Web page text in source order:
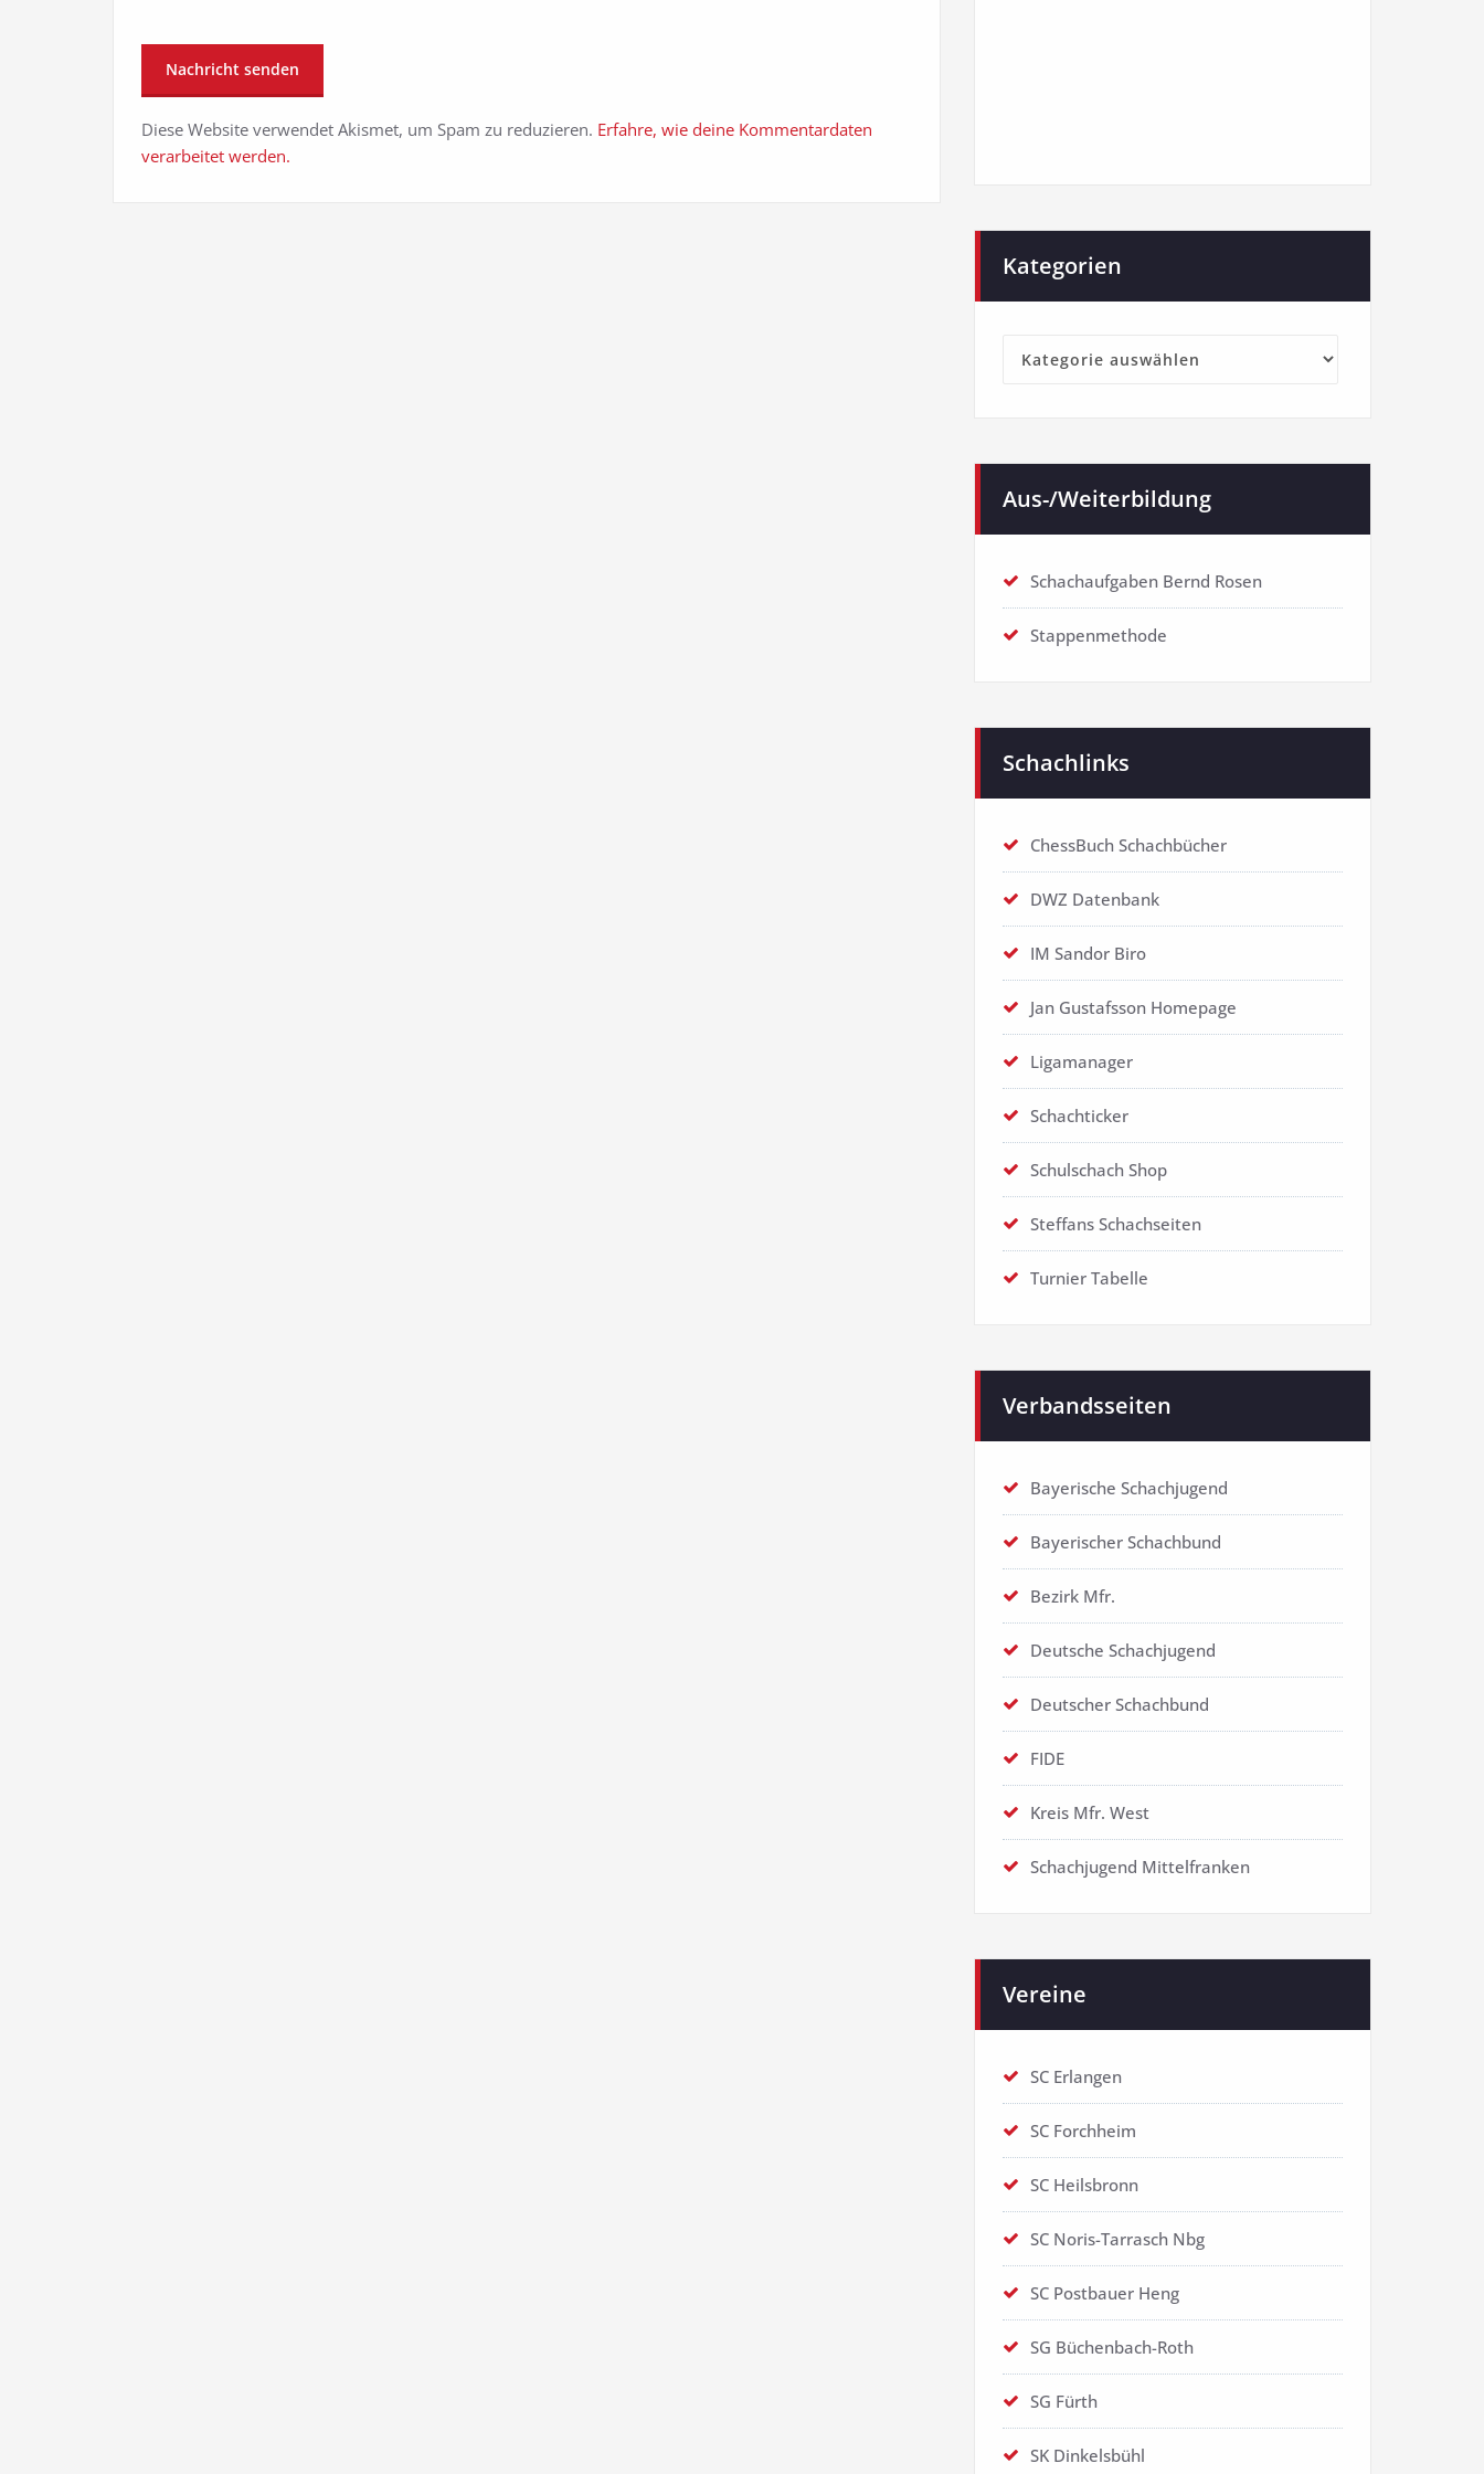
Diese Website verwendet Akismet, um Spam zu reduzieren. Erfahre, wie deine Kommentardaten
verarbeitet werden.
Kategorien
Kategorien
Aus-/Weiterbildung
Schachaufgaben Bernd Rosen
Stappenmethode
Schachlinks
ChessBuch Schachbücher
DWZ Datenbank
IM Sandor Biro
Jan Gustafsson Homepage
Ligamanager
Schachticker
Schulschach Shop
Steffans Schachseiten
Turnier Tabelle
Verbandsseiten
Bayerische Schachjugend
Bayerischer Schachbund
Bezirk Mfr.
Deutsche Schachjugend
Deutscher Schachbund
FIDE
Kreis Mfr. West
Schachjugend Mittelfranken
Vereine
SC Erlangen
SC Forchheim
SC Heilsbronn
SC Noris-Tarrasch Nbg
SC Postbauer Heng
SG Büchenbach-Roth
SG Fürth
SK Dinkelsbühl